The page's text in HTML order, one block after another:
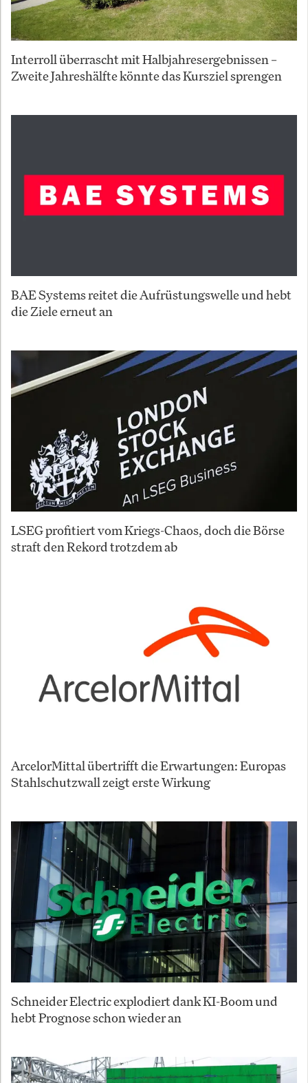
Interroll überrascht mit Halbjahresergebnissen –
Zweite Jahreshälfte könnte das Kursziel sprengen
BAE Systems reitet die Aufrüstungswelle und hebt
die Ziele erneut an
LSEG profitiert vom Kriegs-Chaos, doch die Börse
straft den Rekord trotzdem ab
ArcelorMittal übertrifft die Erwartungen: Europas
Stahlschutzwall zeigt erste Wirkung
Schneider Electric explodiert dank KI-Boom und
hebt Prognose schon wieder an